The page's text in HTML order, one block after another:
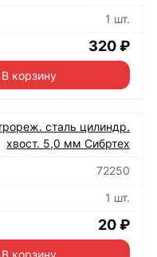
1 шт.
320 ₽
В корзину
сталь цилиндр.
хвост. 5,0 мм Сибртех
72250
1 шт.
20 ₽
В корзину